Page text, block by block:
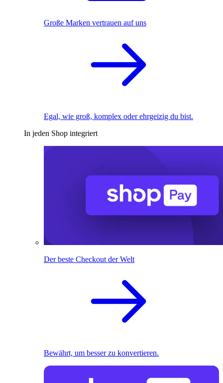
Große Marken vertrauen auf uns
Egal, wie groß, komplex oder ehrgeizig du bist.
In jeden Shop integriert
Der beste Checkout der Welt
Bewährt, um besser zu konvertieren.